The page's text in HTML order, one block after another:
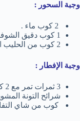
وجبة السحور :
1 كوب دقيق الشوفان المطبوخ .
2 كوب من الحليب الخالي من الدسم وقطع التوت .
وجبة الإفطار :
3 ثمرات تمر مع 2 كوب ماء .
شرائح التونة
كوب من شاي